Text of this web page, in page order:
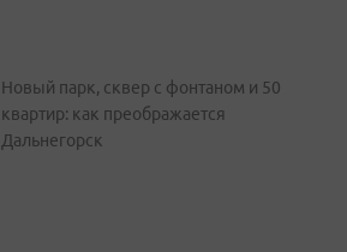
Новый парк, сквер с фонтаном и 50
квартир: как преображается
Дальнегорск